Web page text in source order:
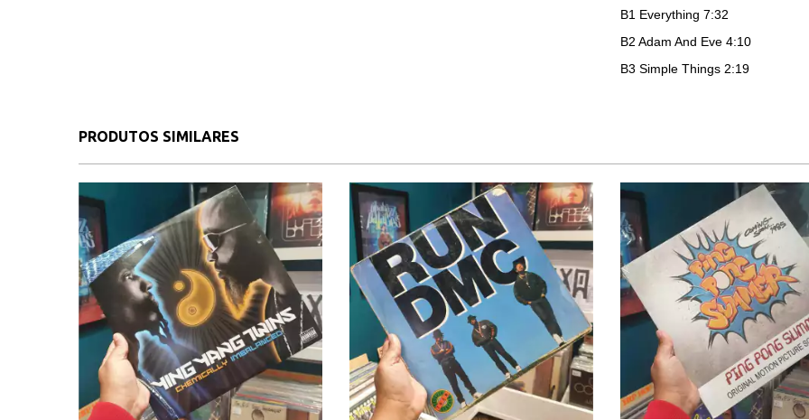
B1 Everything 7:32
B2 Adam And Eve 4:10
B3 Simple Things 2:19
PRODUTOS SIMILARES